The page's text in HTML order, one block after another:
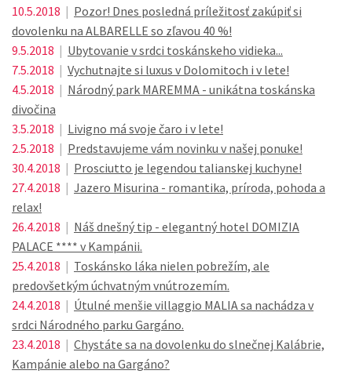
10.5.2018 | Pozor! Dnes posledná príležitosť zakúpiť si
dovolenku na ALBARELLE so zľavou 40 %!
9.5.2018 | Ubytovanie v srdci toskánskeho vidieka...
7.5.2018 | Vychutnajte si luxus v Dolomitoch i v lete!
4.5.2018 | Národný park MAREMMA - unikátna toskánska
divočina
3.5.2018 | Livigno má svoje čaro i v lete!
2.5.2018 | Predstavujeme vám novinku v našej ponuke!
30.4.2018 | Prosciutto je legendou talianskej kuchyne!
27.4.2018 | Jazero Misurina - romantika, príroda, pohoda a
relax!
26.4.2018 | Náš dnešný tip - elegantný hotel DOMIZIA
PALACE **** v Kampánii.
25.4.2018 | Toskánsko láka nielen pobrežím, ale
predovšetkým úchvatným vnútrozemím.
24.4.2018 | Útulné menšie villaggio MALIA sa nachádza v
srdci Národného parku Gargáno.
23.4.2018 | Chystáte sa na dovolenku do slnečnej Kalábrie,
Kampánie alebo na Gargáno?